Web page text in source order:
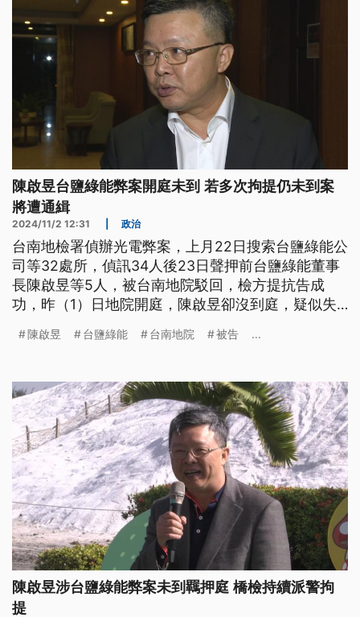
陳啟昱台鹽綠能弊案開庭未到 若多次拘提仍未到案
將遭通緝
2024/11/2 12:31 政治
台南地檢署偵辦光電弊案，上月22日搜索台鹽綠能公
司等32處所，偵訊34人後23日聲押前台鹽綠能董事
長陳啟昱等5人，被台南地院駁回，檢方提抗告成
功，昨（1）日地院開庭，陳啟昱卻沒到庭，疑似失
執行拘提，若人到案將直接送台南地院歸案。
陳啟昱 台鹽綠能 台南地院 被告 ...
陳啟昱涉台鹽綠能弊案未到羈押庭 橋檢持續派警拘
提